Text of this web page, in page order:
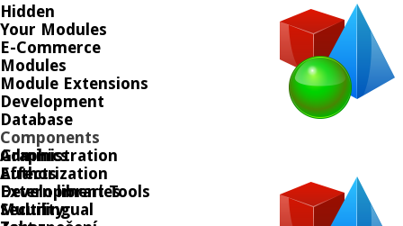
Hidden
Your Modules
E-Commerce
Modules
Module Extensions
Development
Database
Components
Graphics
Effects
Extern libraries
Security
Administration
Authorization
Development Tools
Multilingual